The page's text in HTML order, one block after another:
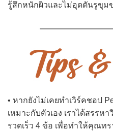
รู้สึกหนักผิวและไม่อุดตันรูขุม
• หากยังไม่เคยทำเวิร์คชอป
เหมาะกับตัวเอง เราได้สรรห
รวดเร็ว 4 ข้อ เพื่อทำให้คุณทร